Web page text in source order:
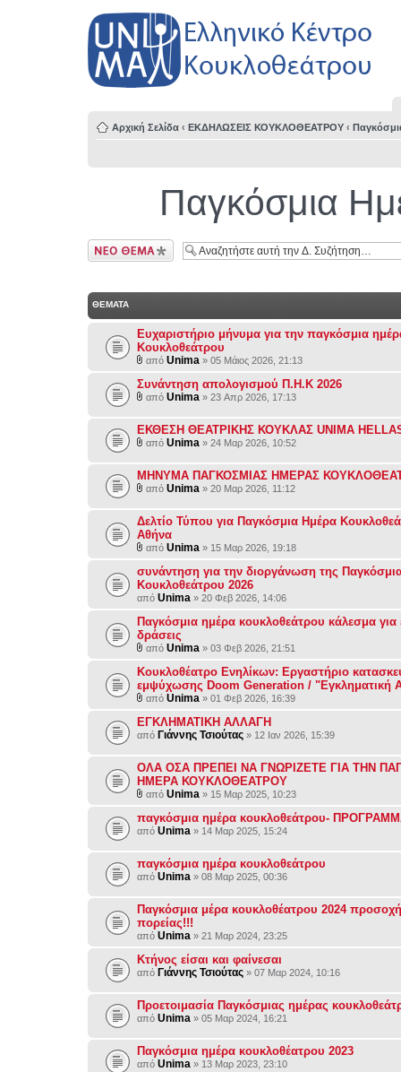
Αρχική Σελίδα ‹ ΕΚΔΗΛΩΣΕΙΣ ΚΟΥΚΛΟΘΕΑΤΡΟΥ ‹
Παγκόσμια
Δημιουργία νέου
θέματος
ΘΕΜΑΤΑ
Eυχαριστήριο μήνυμα για την παγκόσμια
Κουκλοθεάτρου
από Unima » 05 Μάιος 2026, 21:13
Συνάντηση απολογισμού Π.Η.Κ 2026
από Unima » 23 Απρ 2026, 17:13
ΕΚΘΕΣΗ ΘΕΑΤΡΙΚΗΣ ΚΟΥΚΛΑΣ UNIMA
από Unima » 24 Μαρ 2026, 10:52
ΜΗΝΥΜΑ ΠΑΓΚΟΣΜΙΑΣ ΗΜΕΡΑΣ
από Unima » 20 Μαρ 2026, 11:12
Δελτίο Τύπου για Παγκόσμια Ημέρα
Αθήνα
από Unima » 15 Μαρ 2026, 19:18
συνάντηση για την διοργάνωση της
Κουκλοθεάτρου 2026
από Unima » 20 Φεβ 2026, 14:06
Παγκόσμια ημέρα κουκλοθεάτρου κάλεσμα για
δράσεις
από Unima » 03 Φεβ 2026, 21:51
Κουκλοθέατρο Ενηλίκων: Εργαστήριο
εμψύχωσης Doom Generation / "Εγκληματική
από Unima » 01 Φεβ 2026, 16:39
ΕΓΚΛΗΜΑΤΙΚΗ ΑΛΛΑΓΗ
από Γιάννης Τσιούτας » 12 Ιαν 2026, 15:39
ΟΛΑ ΟΣΑ ΠΡΕΠΕΙ ΝΑ ΓΝΩΡΙΖΕΤΕ ΓΙΑ ΤΗΝ
ΗΜΕΡΑ ΚΟΥΚΛΟΘΕΑΤΡΟΥ
από Unima » 15 Μαρ 2025, 10:23
παγκόσμια ημέρα κουκλοθεάτρου-
από Unima » 14 Μαρ 2025, 15:24
παγκόσμια ημέρα κουκλοθεάτρου
από Unima » 08 Μαρ 2025, 00:36
Παγκόσμια μέρα κουκλοθέατρου 2024
πορείας!!!
από Unima » 21 Μαρ 2024, 23:25
Κτήνος είσαι και φαίνεσαι
από Γιάννης Τσιούτας » 07 Μαρ 2024, 10:16
Προετοιμασία Παγκόσμιας ημέρας
από Unima » 05 Μαρ 2024, 16:21
Παγκόσμια ημέρα κουκλοθέατρου 2023
από Unima » 13 Μαρ 2023, 23:10